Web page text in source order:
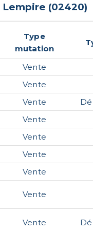
Lempire (02420)
Type
mutation
Vente
Vente
Vente
Vente
Vente
Vente
Vente
Vente
Vente